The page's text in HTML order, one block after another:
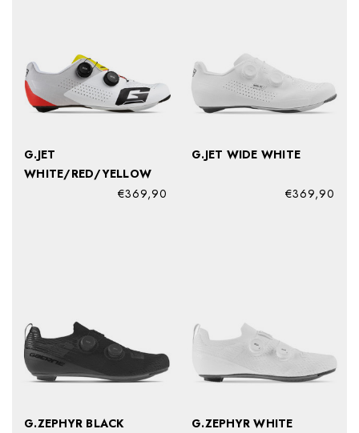
G.JET
WHITE/RED/YELLOW
€369,90
G.JET WIDE WHITE
€369,90
G.ZEPHYR BLACK G.ZEPHYR WHITE